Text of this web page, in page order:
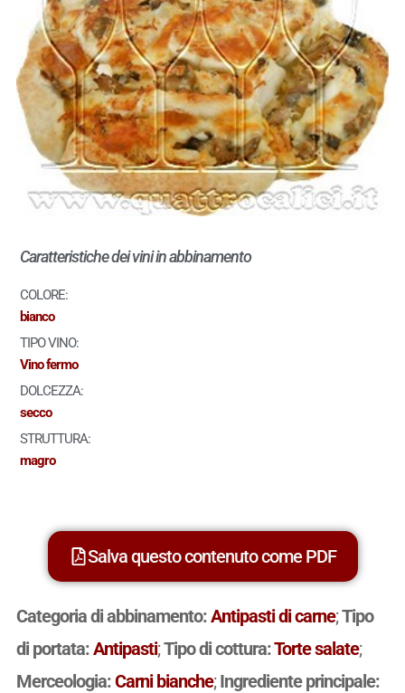
Caratteristiche dei vini in abbinamento
COLORE:
bianco
TIPO VINO:
Vino fermo
DOLCEZZA:
secco
STRUTTURA:
magro
Salva questo contenuto come PDF
Categoria di abbinamento:Antipasti di carne;Tipo
di portata:Antipasti;Tipo di cottura:Torte salate;
Merceologia:Carni bianche;Ingrediente principale: